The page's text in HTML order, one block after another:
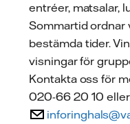
entréer, matsalar,
Sommartid ordnar
bestämda tider.
visningar för
Kontakta oss för
020-66 20 10 eller